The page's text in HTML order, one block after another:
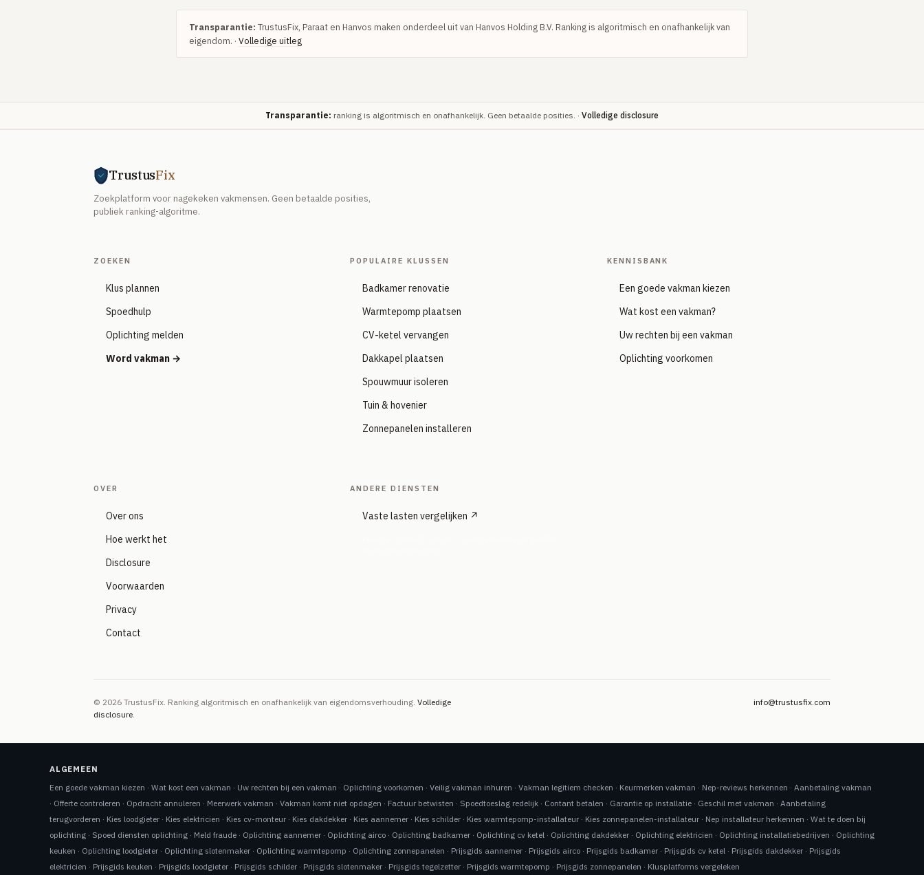
Transparantie: TrustusFix, Paraat en Hanvos maken onderdeel uit van Hanvos Holding B.V. Ranking is algoritmisch en onafhankelijk van
eigendom. · Volledige uitleg
Transparantie: ranking is algoritmisch en onafhankelijk. Geen betaalde posities. · Volledige disclosure
TrustusFix
Zoekplatform voor nagekeken vakmensen. Geen betaalde posities,
publiek ranking-algoritme.
ZOEKEN
Klus plannen
Spoedhulp
Oplichting melden
Word vakman →
POPULAIRE KLUSSEN
Badkamer renovatie
Warmtepomp plaatsen
CV-ketel vervangen
Dakkapel plaatsen
Spouwmuur isoleren
Tuin & hovenier
Zonnepanelen installeren
KENNISBANK
Een goede vakman kiezen
Wat kost een vakman?
Uw rechten bij een vakman
Oplichting voorkomen
OVER
Over ons
Hoe werkt het
Disclosure
Voorwaarden
Privacy
Contact
ANDERE DIENSTEN
Vaste lasten vergelijken ↗
© 2026 TrustusFix. Ranking algoritmisch en onafhankelijk van eigendomsverhouding. Volledige
disclosure.
info@trustusfix.com
ALGEMEEN
Een goede vakman kiezen · Wat kost een vakman · Uw rechten bij een vakman · Oplichting voorkomen · Veilig vakman inhuren · Vakman legitiem checken · Keurmerken vakman · Nep-reviews herkennen · Aanbetaling vakman
· Offerte controleren · Opdracht annuleren · Meerwerk vakman · Vakman komt niet opdagen · Factuur betwisten · Spoedtoeslag redelijk · Contant betalen · Garantie op installatie · Geschil met vakman · Aanbetaling
terugvorderen · Kies loodgieter · Kies elektricien · Kies cv-monteur · Kies dakdekker · Kies aannemer · Kies schilder · Kies warmtepomp-installateur · Kies zonnepanelen-installateur · Nep installateur herkennen · Wat te doen bij
oplichting · Spoed diensten oplichting · Meld fraude · Oplichting aannemer · Oplichting airco · Oplichting badkamer · Oplichting cv ketel · Oplichting dakdekker · Oplichting elektricien · Oplichting installatiebedrijven · Oplichting
keuken · Oplichting loodgieter · Oplichting slotenmaker · Oplichting warmtepomp · Oplichting zonnepanelen · Prijsgids aannemer · Prijsgids airco · Prijsgids badkamer · Prijsgids cv ketel · Prijsgids dakdekker · Prijsgids
elektricien · Prijsgids keuken · Prijsgids loodgieter · Prijsgids schilder · Prijsgids slotenmaker · Prijsgids tegelzetter · Prijsgids warmtepomp · Prijsgids zonnepanelen · Klusplatforms vergeleken